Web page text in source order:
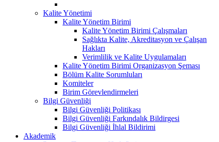
Kalite Yönetimi
Kalite Yönetim Birimi
Kalite Yönetim Birimi Çalışmaları
Sağlıkta Kalite, Akreditasyon ve Çalışan
Hakları
Verimlilik ve Kalite Uygulamaları
Kalite Yönetim Birimi Organizasyon Şeması
Bölüm Kalite Sorumluları
Komiteler
Birim Görevlendirmeleri
Bilgi Güvenliği
Bilgi Güvenliği Politikası
Bilgi Güvenliği Farkındalık Bildirgesi
Bilgi Güvenliği İhlal Bildirimi
Akademik